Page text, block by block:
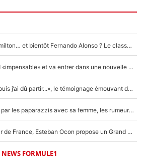
Max Verstappen, Lewis Hamilton… et bientôt Fernando Alonso ? Le classement des pilotes les mieux payés en Formule 1 risque de changer !
F1 - Alpine signe un accord «impensable» et va entrer dans une nouvelle dimension : Grande nouvelle pour Pierre Gasly !
F1 : « Je lui ai fait un câlin, puis j’ai dû partir...», le témoignage émouvant de Max Verstappen sur sa fille
F1 : Charles Leclerc surpris par les paparazzis avec sa femme, les rumeurs étaient vraies !
Comme pour le final du Tour de France, Esteban Ocon propose un Grand Prix de Formule 1 à Paris : «Autour de l’Arc de Triomphe, ce serait génial» !
NEWS FORMULE1